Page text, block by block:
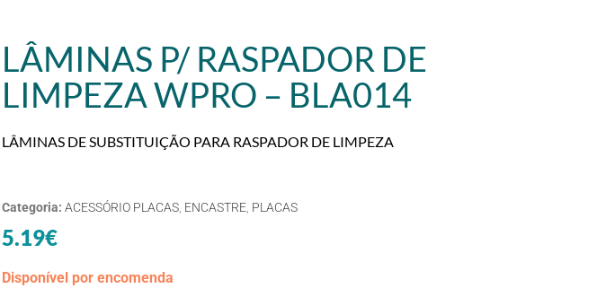
LÂMINAS P/ RASPADOR DE
LIMPEZA WPRO – BLA014
LÂMINAS DE SUBSTITUIÇÃO PARA RASPADOR DE LIMPEZA
Categoria: ACESSÓRIO PLACAS ENCASTRE PLACAS
5.19€
Disponível por encomenda